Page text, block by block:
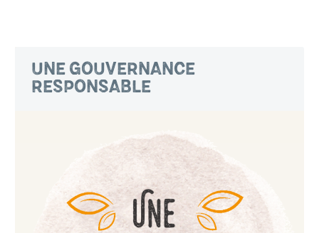
UNE GOUVERNANCE
RESPONSABLE